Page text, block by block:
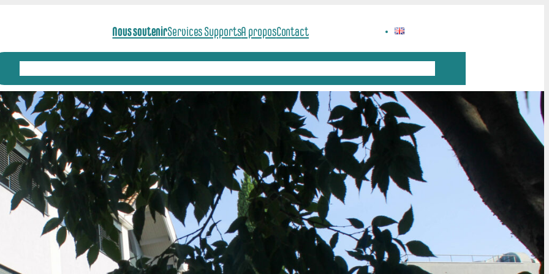
Nous soutenirServices SupportsA proposContact